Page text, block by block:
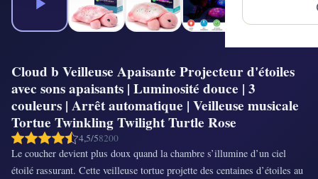
Cloud b Veilleuse Apaisante Projecteur d'étoiles
avec sons apaisants | Luminosité douce | 3
couleurs | Arrêt automatique | Veilleuse musicale
Tortue Twinkling Twilight Turtle Rose
4,5/58200
Le coucher devient plus doux quand la chambre s’illumine d’un ciel
étoilé rassurant. Cette veilleuse tortue projette des centaines d’étoiles au